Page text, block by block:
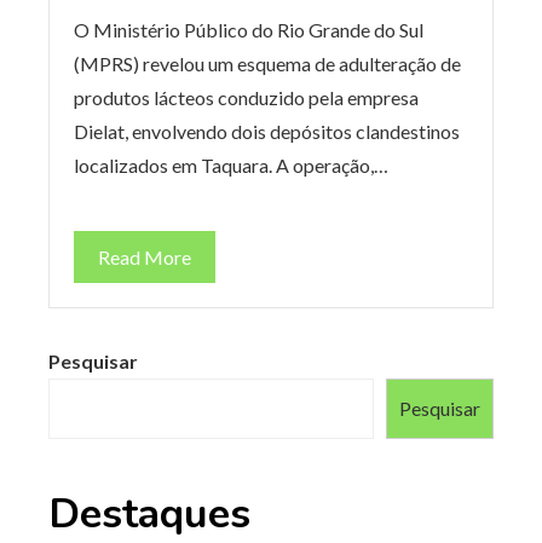
O Ministério Público do Rio Grande do Sul
(MPRS) revelou um esquema de adulteração de
produtos lácteos conduzido pela empresa
Dielat, envolvendo dois depósitos clandestinos
localizados em Taquara. A operação,…
Read More
Pesquisar
Pesquisar
Destaques